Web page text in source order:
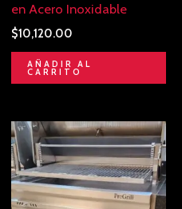
en Acero Inoxidable
$10,120.00
AÑADIR AL
CARRITO